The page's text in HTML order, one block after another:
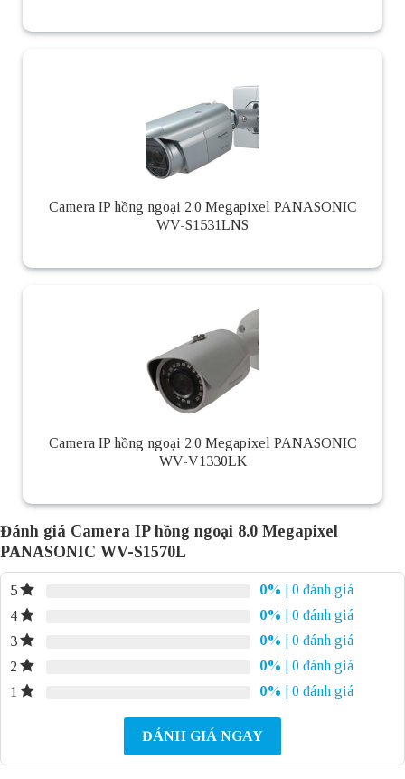
Camera IP hồng ngoại 2.0 Megapixel PANASONIC
WV-S1531LNS
Camera IP hồng ngoại 2.0 Megapixel PANASONIC
WV-V1330LK
Đánh giá Camera IP hồng ngoại 8.0 Megapixel
PANASONIC WV-S1570L
5 0%
| 0 đánh giá
4
0%
| 0 đánh giá
3
0%
| 0 đánh giá
2
0%
| 0 đánh giá
1
0% | 0 đánh giá
ĐÁNH GIÁ NGAY